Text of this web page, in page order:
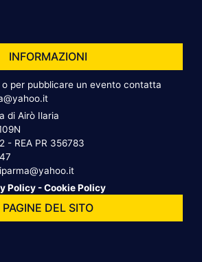
INFORMAZIONI
per pubblicare un evento contatta
di Airò Ilaria
- REA PR 356783
Policy -Cookie Policy
PAGINE DEL SITO